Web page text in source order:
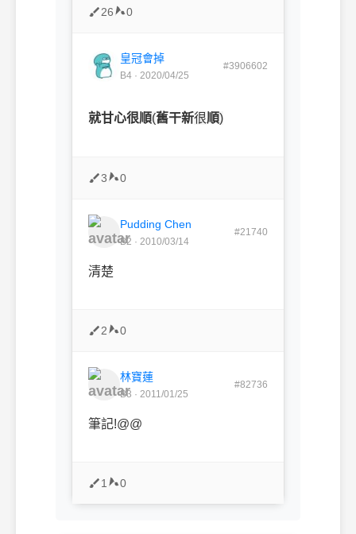
26 0
皇冠會掉
B4 · 2020/04/25
#3906602
就甘心很順(舊干新很順)
3 0
Pudding Chen
B2 · 2010/03/14
#21740
清楚
2 0
林寶蓮
B3 · 2011/01/25
#82736
筆記!@@
1 0